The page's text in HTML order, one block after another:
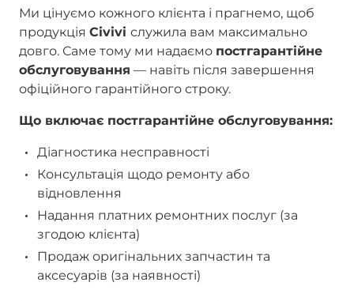
Ми цінуємо кожного клієнта і прагнемо, щоб
продукція Civivi служила вам максимально
довго. Саме тому ми надаємо постгарантійне
обслуговування — навіть після завершення
офіційного гарантійного строку.
Що включає постгарантійне обслуговування:
Діагностика несправності
Консультація щодо ремонту або
відновлення
Надання платних ремонтних послуг (за
згодою клієнта)
Продаж оригінальних запчастин та
аксесуарів (за наявності)